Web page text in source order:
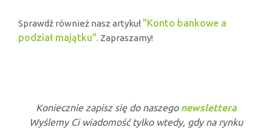
Sprawdź również nasz artykuł "Konto bankowe a
podział majątku". Zapraszamy!
Koniecznie zapisz się do naszego newslettera
Wyślemy Ci wiadomość tylko wtedy, gdy na rynku